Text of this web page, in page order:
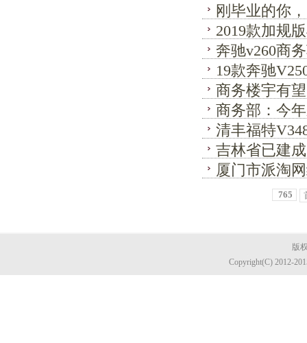
刚毕业的你
2019款加规
奔驰v260商
19款奔驰
商务楼宇有
商务部：今
清丰福特
吉林省已建
厦门市派淘
765
版
Copyright(C) 2012-